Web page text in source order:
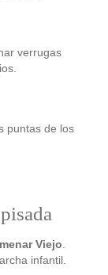
verrugas
puntas de los
Viejo
infantil.